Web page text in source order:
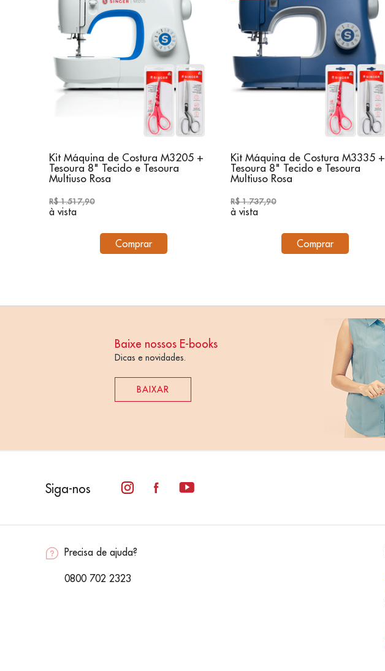
Kit Máquina de Costura M3205 +
Tesoura 8" Tecido e Tesoura
Multiuso Rosa
R$ 1.517,90
à vista
Comprar
Kit Máquina de Costura M3335 +
Tesoura 8" Tecido e Tesoura
Multiuso Rosa
R$ 1.737,90
à vista
Comprar
Baixe nossos E-books
Dicas e novidades.
BAIXAR
Siga-nos
Precisa de ajuda?
0800 702 2323